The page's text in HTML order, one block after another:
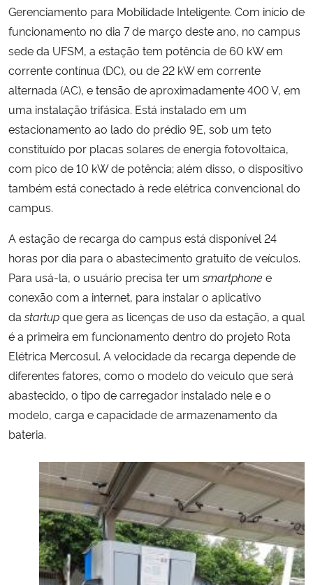
Controladoria-Geral da União
Ministério da Mulher, da Família e dos Direitos Humanos
Secretaria de Governo
Gabinete de Segurança Institucional
Advocacia-Geral da União
Gerenciamento para Mobilidade Inteligente. Com início de
funcionamento no dia 7 de março deste ano, no campus
sede da UFSM, a estação tem potência de 60 kW em
corrente contínua (DC), ou de 22 kW em corrente
alternada (AC), e tensão de aproximadamente 400 V, em
uma instalação trifásica. Está instalado em um
estacionamento ao lado do prédio 9E, sob um teto
constituído por placas solares de energia fotovoltaica,
com pico de 10 kW de potência; além disso, o dispositivo
também está conectado à rede elétrica convencional do
campus.
A estação de recarga do campus está disponível 24
horas por dia para o abastecimento gratuito de veículos.
Para usá-la, o usuário precisa ter umsmartphone e
conexão com a internet, para instalar o aplicativo
dastartupque gera as licenças de uso da estação, a qual
é a primeira em funcionamento dentro do projeto Rota
Elétrica Mercosul. A velocidade da recarga depende de
diferentes fatores, como o modelo do veículo que será
abastecido, o tipo de carregador instalado nele e o
modelo, carga e capacidade de armazenamento da
bateria.